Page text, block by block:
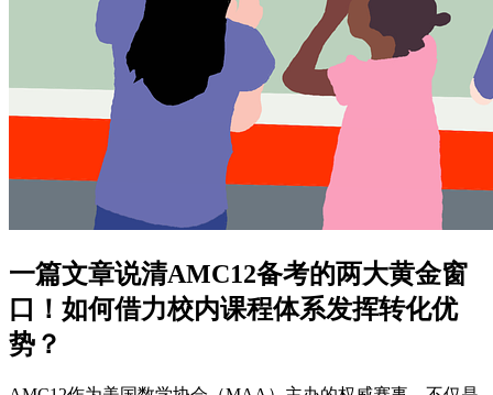
一篇文章说清AMC12备考的两大黄金窗
口！如何借力校内课程体系发挥转化优
势？